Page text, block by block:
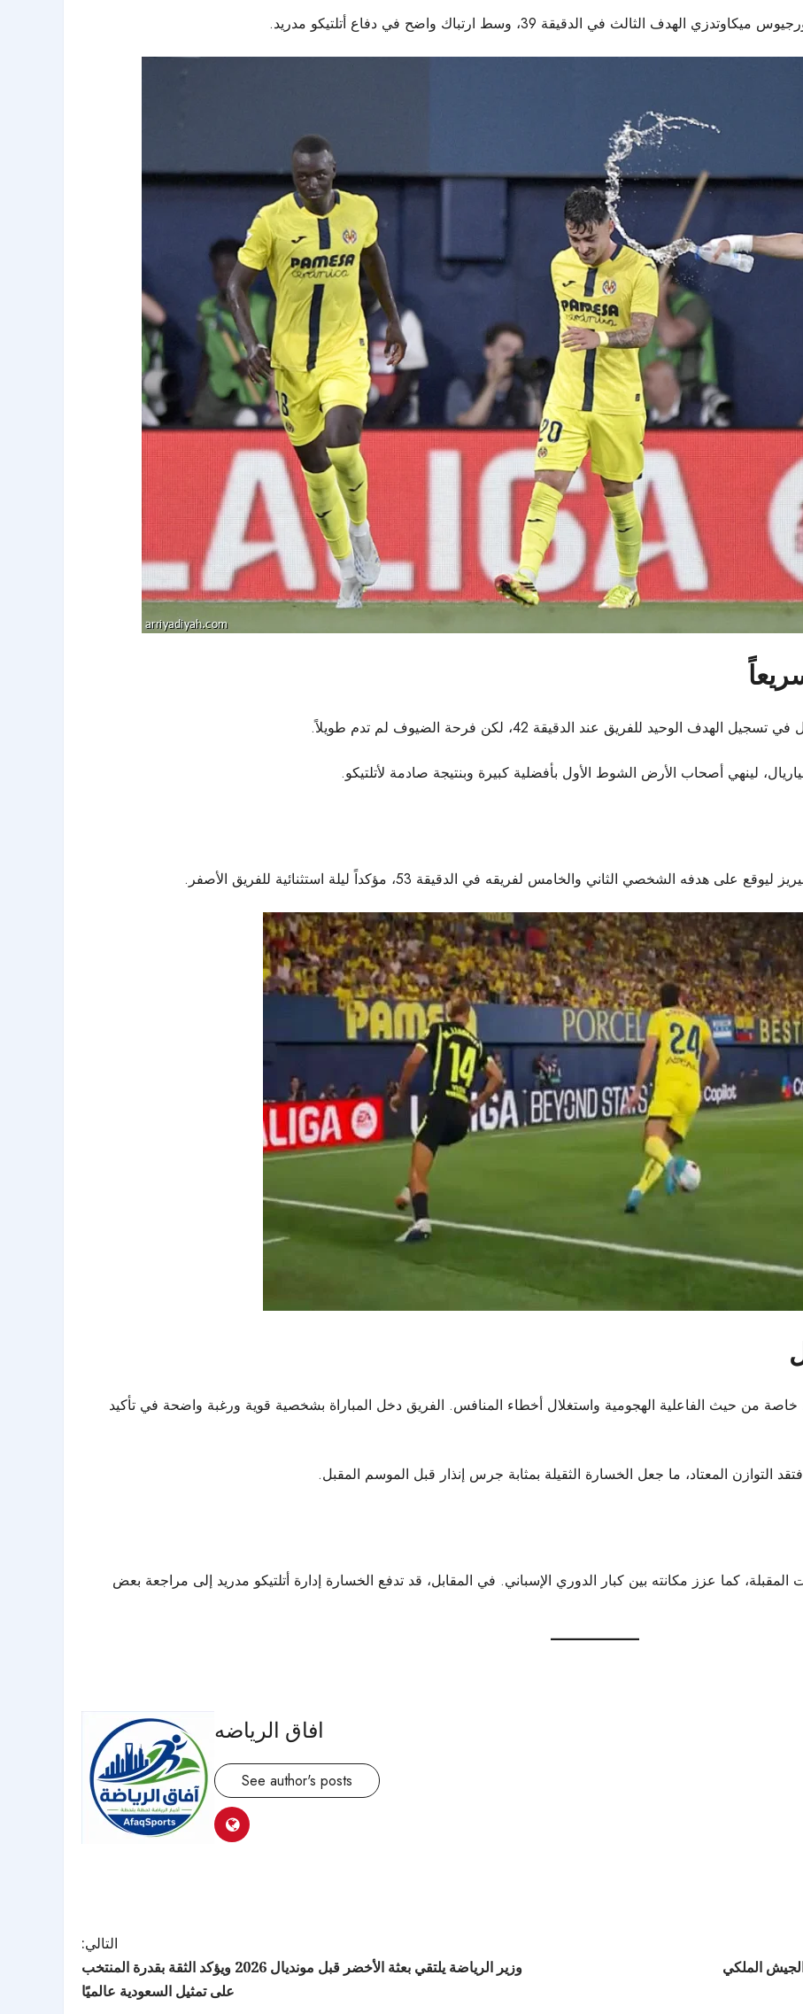
في الدقيقة 39، وسط ارتباك واضح في دفاع أتلتيكو مدريد.
للفريق عند الدقيقة 42، لكن فرحة الضيوف لم تدم طويلاً.
لينهي أصحاب الأرض الشوط الأول بأفضلية كبيرة وبنتيجة صادمة لأتلتيكو.
الشخصي الثاني والخامس لفريقه في الدقيقة 53، مؤكداً ليلة استثنائية للفريق الأصفر.
خاصة من حيث الفاعلية الهجومية واستغلال أخطاء المنافس. الفريق دخل المباراة بشخصية قوية ورغبة واضحة في تأكيد
التوازن المعتاد، ما جعل الخسارة الثقيلة بمثابة جرس إنذار قبل الموسم المقبل.
المقبلة، كما عزز مكانته بين كبار الدوري الإسباني. في المقابل، قد تدفع الخسارة إدارة أتلتيكو مدريد إلى مراجعة بعض
افاق الرياضه
See author's posts
الملكي
التالي:
وزير الرياضة يلتقي بعثة الأخضر قبل مونديال 2026 ويؤكد الثقة بقدرة المنتخب
على تمثيل السعودية عالميًا